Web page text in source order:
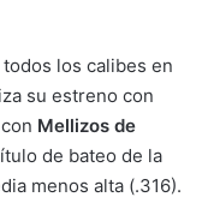
los calibes en
su estreno con
Mellizos de
de bateo de la
menos alta (.316).